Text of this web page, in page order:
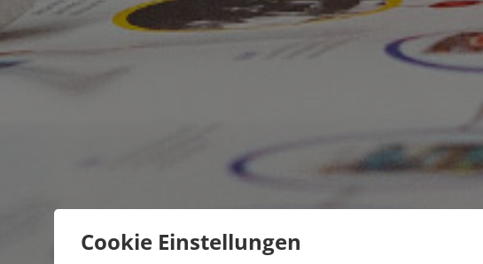
Cookie Einstellungen